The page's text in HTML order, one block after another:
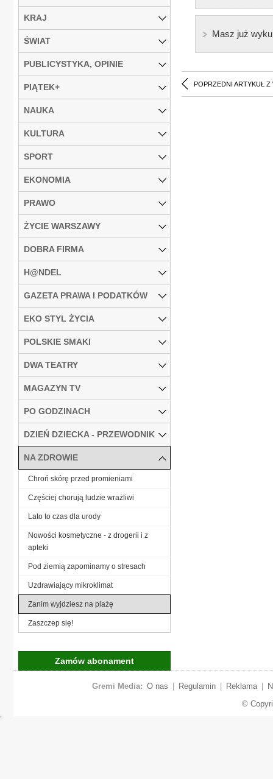
Masz już
POPRZEDNI ARTYKUŁ Z
KRAJ
ŚWIAT
PUBLICYSTYKA, OPINIE
PIĄTEK+
NAUKA
KULTURA
SPORT
EKONOMIA
PRAWO
ŻYCIE WARSZAWY
DOBRA FIRMA
H@NDEL
GAZETA PRAWA I PODATKÓW
EKO STYL ŻYCIA
POLSKIE SMAKI
DWA TEATRY
MAGAZYN TV
PO GODZINACH
DZIEŃ DZIECKA - PRZEWODNIK
NA ZDROWIE
Chroń skórę przed promieniami
Częściej chorują ludzie wrażliwi
Lato to czas dla urody
Nowości kosmetyczne - z drogerii i z
apteki
Pod ziemią zapominamy o stresach
Uzdrawiający mikroklimat
Zanim wyjdziesz na plażę
Zaszczep się!
Zamów abonament
Gremi Media: O nas Regulamin Reklama
©